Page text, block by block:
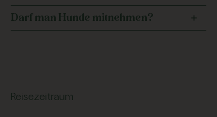
Darf man Hunde mitnehmen?
Reisezeitraum